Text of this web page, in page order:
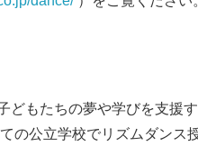
どもたちの夢や学びを支援
の公立学校でリズムダンス